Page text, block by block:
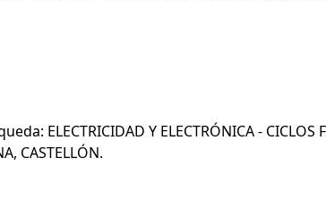
ELECTRICIDAD Y ELECTRÓNICA - CICLOS
CASTELLÓN.